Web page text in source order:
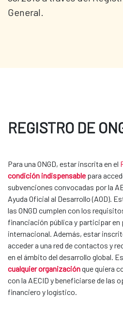
General.
REGISTRO DE
Para una ONGD, estar inscrita en el
condición indispensable para
subvenciones convocadas por la
Ayuda Oficial al Desarrollo (AOD).
las ONGD cumplen con los
financiación pública y participar
internacional. Además, estar
acceder a una red de contactos y
en el ámbito del desarrollo global.
cualquier organizaciónque quiera
con la AECID y beneficiarse de las
financiero y logístico.